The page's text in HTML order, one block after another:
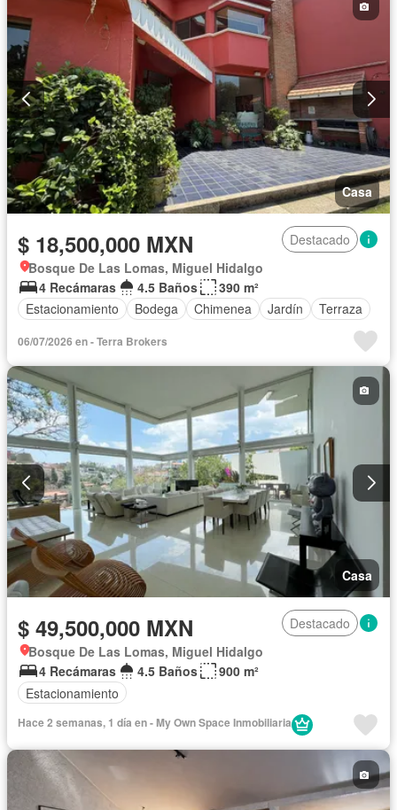
Casa
$ 18,500,000 MXN
Destacado
Bosque De Las Lomas, Miguel Hidalgo
4 Recámaras
4.5 Baños
390 m²
Estacionamiento
Bodega Chimenea Jardín Terraza
06/07/2026 en - Terra Brokers
Casa
$ 49,500,000 MXN
Destacado
Bosque De Las Lomas, Miguel Hidalgo
4 Recámaras
4.5 Baños
900 m²
Estacionamiento
Hace 2 semanas, 1 día en - My Own Space Inmobiliaria